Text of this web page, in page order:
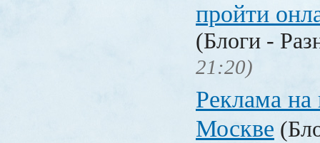
пройти
(Блоги -
21:20)
Реклама на
Москве